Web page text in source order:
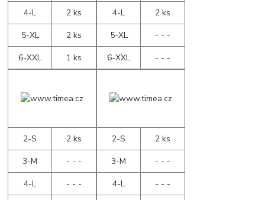
4-L
2 ks
5-XL
2 ks
6-XXL
1 ks
4-L
2 ks
5-XL
- - -
6-XXL
- - -
2-S
2 ks
3-M
- - -
4-L
- - -
2-S
2 ks
3-M
- - -
4-L
- - -